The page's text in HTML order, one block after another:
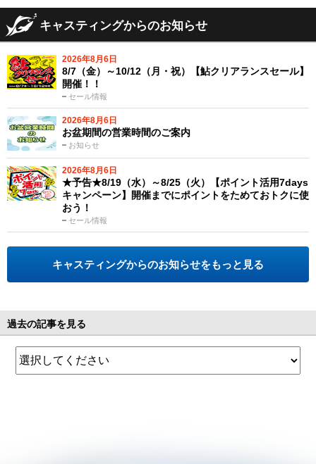
キャスティングからのお知らせ
2026年8月6日
セール情報
8/7（金）～10/12（月・祝）【鮎クリアランスセール】
開催！！
2026年8月6日
お知らせ
お盆期間の営業時間のご案内
2026年8月6日
セール情報
★予告★8/19（水）～8/25（火）【ポイント活用7days
キャンペーン】開催までにポイントをためておトクに使
おう！
キャスティングからのお知らせをもっと見る
過去の記事を見る